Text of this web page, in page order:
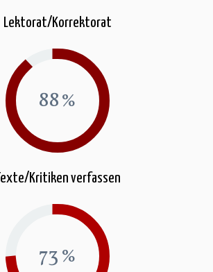
Lektorat/Korrektorat
89
Texte/Kritiken verfassen
74